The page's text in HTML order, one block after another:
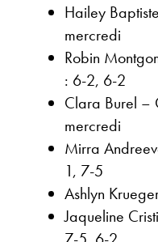
Hailey
mercredi
Robin
: 6-2, 6-2
Clara Burel –
mercredi
Mirra
1, 7-5
Ashlyn
Jaqueline